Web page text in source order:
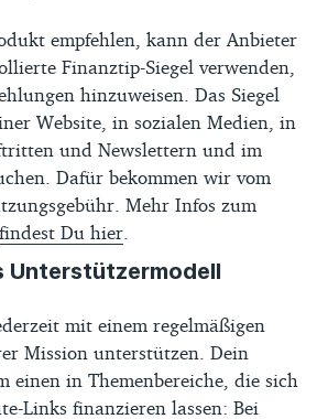
empfehlen, kann der Anbieter
Finanztip-Siegel verwenden,
hinzuweisen. Das Siegel
Website, in sozialen Medien, in
und Newslettern und im
Dafür bekommen wir vom
Mehr Infos zum
findest Du hier
Unterstützermodell
mit einem regelmäßigen
Mission unterstützen. Dein
einen in Themenbereiche, die sich
Links finanzieren lassen: Bei